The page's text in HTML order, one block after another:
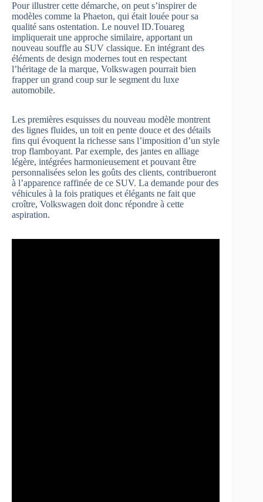
Pour illustrer cette démarche, on peut s’inspirer de
modèles comme la Phaeton, qui était louée pour sa
qualité sans ostentation. Le nouvel ID.Touareg
impliquerait une approche similaire, apportant un
nouveau souffle au SUV classique. En intégrant des
éléments de design modernes tout en respectant
l’héritage de la marque, Volkswagen pourrait bien
frapper un grand coup sur le segment du luxe
automobile.
Les premières esquisses du nouveau modèle montrent
des lignes fluides, un toit en pente douce et des détails
fins qui évoquent la richesse sans l’imposition d’un style
trop flamboyant. Par exemple, des jantes en alliage
légère, intégrées harmonieusement et pouvant être
personnalisées selon les goûts des clients, contribueront
à l’apparence raffinée de ce SUV. La demande pour des
véhicules à la fois pratiques et élégants ne fait que
croître, Volkswagen doit donc répondre à cette
aspiration.